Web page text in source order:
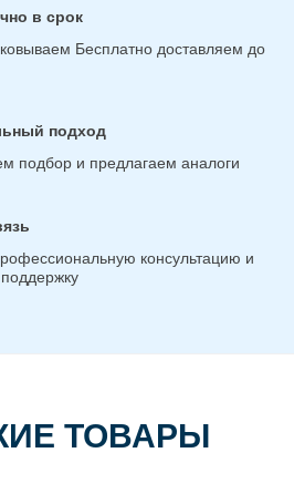
в срок
Бесплатно доставляем до
подход
подбор и предлагаем аналоги
консультацию и
ТОВАРЫ